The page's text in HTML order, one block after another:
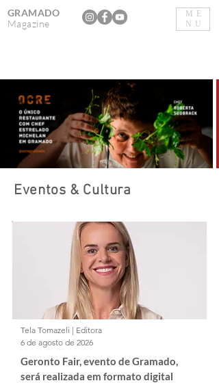
ME
NU
GRAMADO
Magazine
Eventos & Cultura
Tela Tomazeli | Editora
6 de agosto de 2026
Geronto Fair, evento de Gramado,
será realizada em formato digital